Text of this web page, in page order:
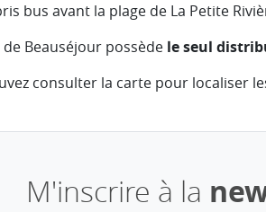
bus avant la plage de La Petite
de Beauséjour possède le seul
consulter la carte pour localiser
M'inscrire à la